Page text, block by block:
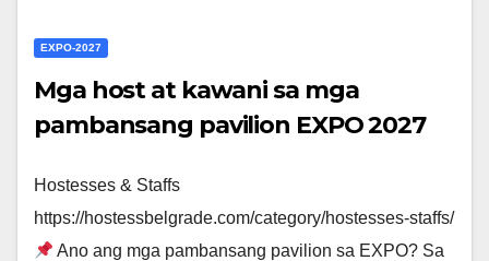
EXPO-2027
Mga host at kawani sa mga
pambansang pavilion EXPO 2027
Hostesses & Staffs
https://hostessbelgrade.com/category/hostesses-staffs/
Ano ang mga pambansang pavilion sa EXPO? Sa